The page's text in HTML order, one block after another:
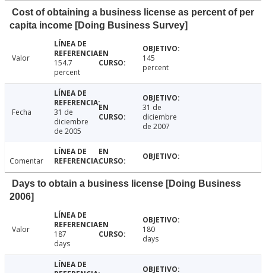
Cost of obtaining a business license as percent of per
capita income [Doing Business Survey]
Valor
154.7
percent
145
percent
Fecha
31 de
diciembre
de 2005
31 de
diciembre
de 2007
Comentar
Days to obtain a business license [Doing Business
2006]
Valor
187
days
180
days